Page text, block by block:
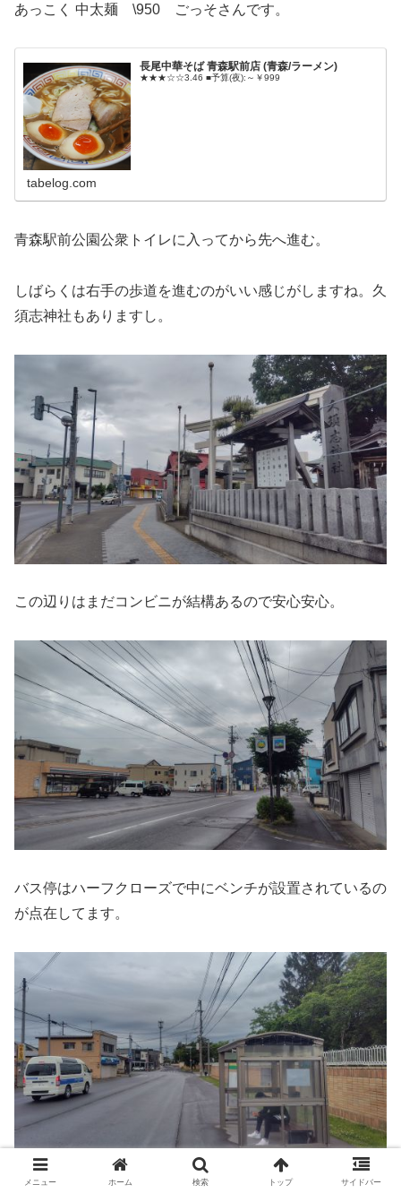
あっこく 中太麺 \950 ごっそさんです。
長尾中華そば 青森駅前店 (青森/ラーメン)
★★★☆☆3.46 ■予算(夜):～￥999
tabelog.com
青森駅前公園公衆トイレに入ってから先へ進む。
しばらくは右手の歩道を進むのがいい感じがしますね。久
須志神社もありますし。
この辺りはまだコンビニが結構あるので安心安心。
バス停はハーフクローズで中にベンチが設置されているの
が点在してます。
メニュー ホーム 検索 トップ サイドバー